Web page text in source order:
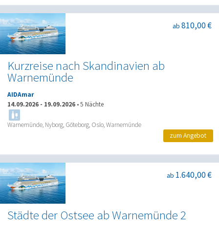
Kurzreise nach Skandinavien ab
Warnemünde
ab 810,00 €
AIDAmar
14.09.2026 - 19.09.2026 •5 Nächte
Warnemünde, Nyborg, Göteborg, Oslo, Warnemünde
zum Angebot
Städte der Ostsee ab Warnemünde 2
ab 1.640,00 €